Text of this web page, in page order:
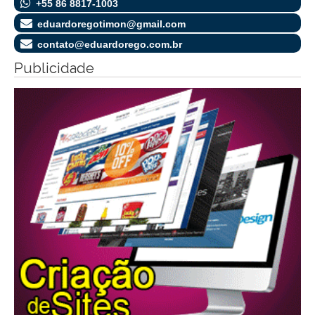
+55 86 8817-1003
eduardoregotimon@gmail.com
contato@eduardorego.com.br
Publicidade